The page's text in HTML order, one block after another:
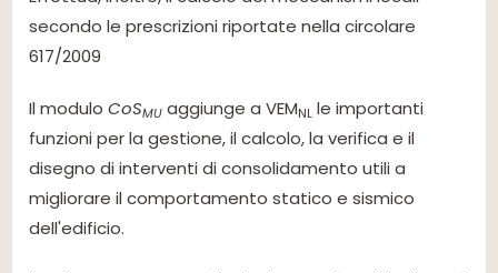
secondo le prescrizioni riportate nella circolare
617/2009
Il modulo CoSMU aggiunge a VEMNL le importanti
funzioni per la gestione, il calcolo, la verifica e il
disegno di interventi di consolidamento utili a
migliorare il comportamento statico e sismico
dell'edificio.